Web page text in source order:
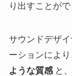
り出すことが
サウンドデザ
ーションによ
ような質感 と、